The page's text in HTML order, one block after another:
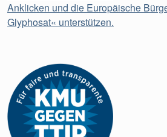
Anklicken und die Europäische
Glyphosat« unterstützen.